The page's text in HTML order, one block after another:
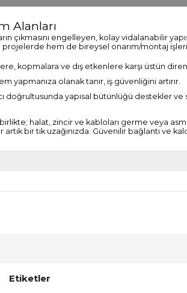
Alanları
çıkmasını engelleyen, kolay vidalanabilir
hem de bireysel onarım/montaj
kopmalara ve dış etkenlere karşı üstün
yapmanıza olanak tanır, iş güvenliğini artırır.
doğrultusunda yapısal bütünlüğü destekler
halat, zincir ve kabloları germe veya
bir tık uzağınızda. Güvenilir bağlantı ve
Etiketler